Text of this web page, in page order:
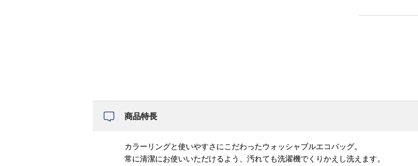
商品特長
カラーリングと使いやすさにこだわったウォッシャブルエコバッグ。
常に清潔にお使いいただけるよう、汚れても洗濯機でくりかえし洗えます。